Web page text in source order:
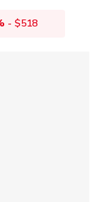
-$518